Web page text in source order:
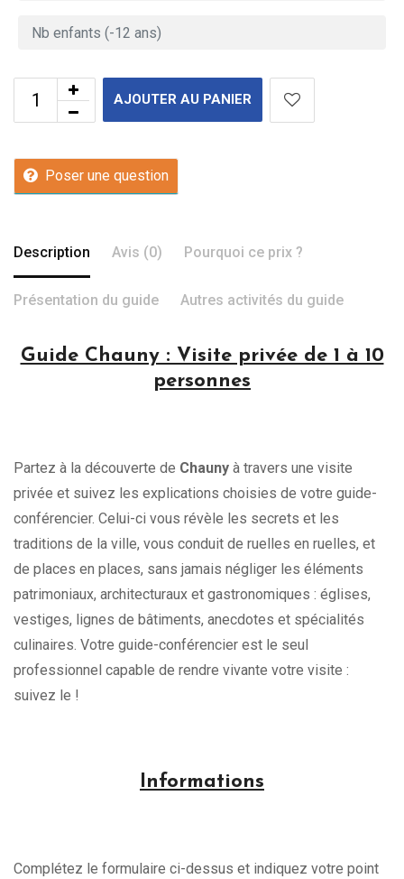
AJOUTER AU PANIER
Poser une question
Description Avis (0) Pourquoi ce prix ?
Présentation du guide Autres activités du guide
Guide Chauny : Visite privée de 1 à 10
personnes
Partez à la découverte de Chauny à travers une visite
privée et suivez les explications choisies de votre guide-
conférencier. Celui-ci vous révèle les secrets et les
traditions de la ville, vous conduit de ruelles en ruelles, et
de places en places, sans jamais négliger les éléments
patrimoniaux, architecturaux et gastronomiques : églises,
vestiges, lignes de bâtiments, anecdotes et spécialités
culinaires. Votre guide-conférencier est le seul
professionnel capable de rendre vivante votre visite :
suivez le !
Informations
Complétez le formulaire ci-dessus et indiquez votre point